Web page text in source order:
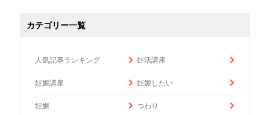
カテゴリー一覧
人気記事ランキング 妊活講座
妊娠講座 妊娠したい
妊娠 つわり